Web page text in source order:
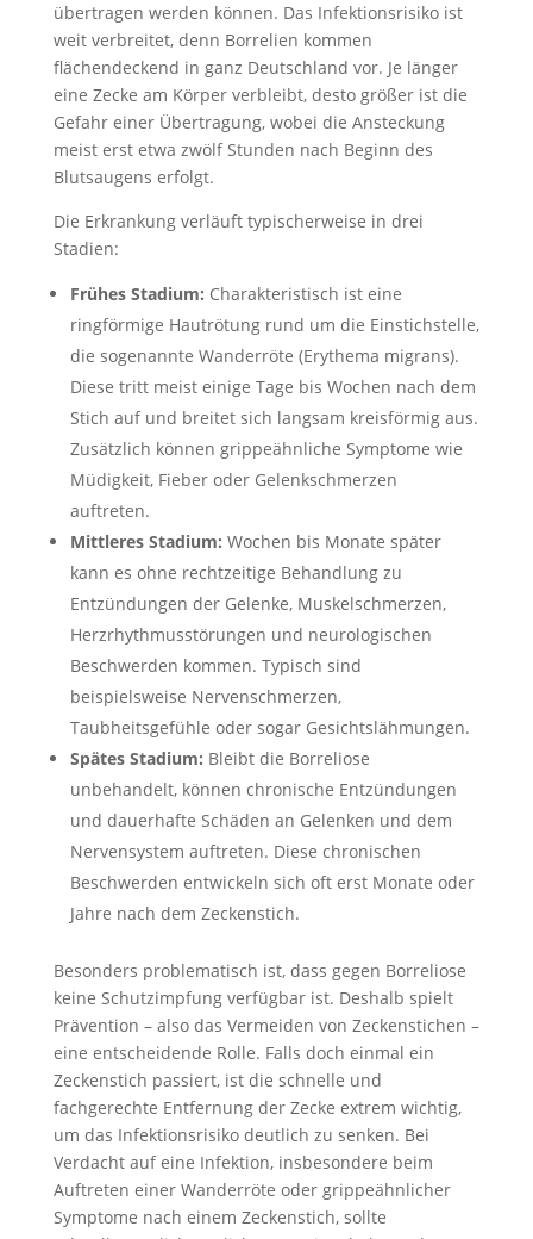
übertragen werden können. Das Infektionsrisiko ist
weit verbreitet, denn Borrelien kommen
flächendeckend in ganz Deutschland vor. Je länger
eine Zecke am Körper verbleibt, desto größer ist die
Gefahr einer Übertragung, wobei die Ansteckung
meist erst etwa zwölf Stunden nach Beginn des
Blutsaugens erfolgt.
Die Erkrankung verläuft typischerweise in drei
Stadien:
Frühes Stadium: Charakteristisch ist eine
ringförmige Hautrötung rund um die Einstichstelle,
die sogenannte Wanderröte (Erythema migrans).
Diese tritt meist einige Tage bis Wochen nach dem
Stich auf und breitet sich langsam kreisförmig aus.
Zusätzlich können grippeähnliche Symptome wie
Müdigkeit, Fieber oder Gelenkschmerzen
auftreten.
Mittleres Stadium: Wochen bis Monate später
kann es ohne rechtzeitige Behandlung zu
Entzündungen der Gelenke, Muskelschmerzen,
Herzrhythmusstörungen und neurologischen
Beschwerden kommen. Typisch sind
beispielsweise Nervenschmerzen,
Taubheitsgefühle oder sogar Gesichtslähmungen.
Spätes Stadium: Bleibt die Borreliose
unbehandelt, können chronische Entzündungen
und dauerhafte Schäden an Gelenken und dem
Nervensystem auftreten. Diese chronischen
Beschwerden entwickeln sich oft erst Monate oder
Jahre nach dem Zeckenstich.
Besonders problematisch ist, dass gegen Borreliose
keine Schutzimpfung verfügbar ist. Deshalb spielt
Prävention – also das Vermeiden von Zeckenstichen –
eine entscheidende Rolle. Falls doch einmal ein
Zeckenstich passiert, ist die schnelle und
fachgerechte Entfernung der Zecke extrem wichtig,
um das Infektionsrisiko deutlich zu senken. Bei
Verdacht auf eine Infektion, insbesondere beim
Auftreten einer Wanderröte oder grippeähnlicher
Symptome nach einem Zeckenstich, sollte